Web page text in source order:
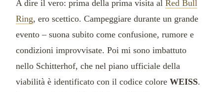
A dire il vero: prima della prima visita al Red Bull
Ring, ero scettico. Campeggiare durante un grande
evento – suona subito come confusione, rumore e
condizioni improvvisate. Poi mi sono imbattuto
nello Schitterhof, che nel piano ufficiale della
viabilità è identificato con il codice colore WEISS.